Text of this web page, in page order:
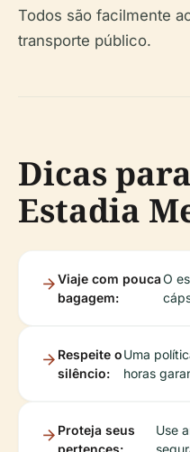
Todos são facilmente
transporte público.
Dicas
Estadia
Viaje com pouca
bagagem:
O
Respeite o
silêncio:
Uma
horas
Proteja seus
pertences:
Use